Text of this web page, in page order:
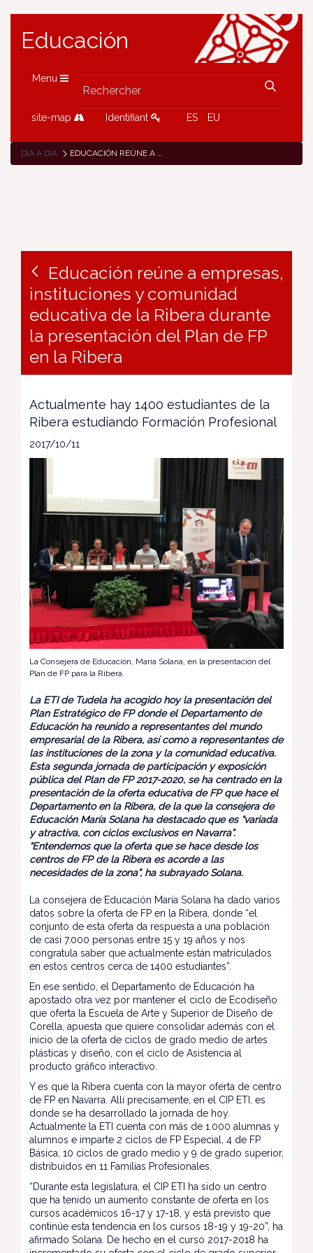
Educación
Menu
site-map Identifiant ES EU
DÍA A DÍA EDUCACIÓN REÚNE A EMPRESAS, INSTITUCIONES Y COMUNIDAD EDUCATIVA DE LA RIBERA DURANTE LA PRESENTACIÓN DEL PLAN DE FP EN LA RIBERA
Educación reúne a empresas,
instituciones y comunidad
educativa de la Ribera durante
la presentación del Plan de FP
en la Ribera
Actualmente hay 1400 estudiantes de la
Ribera estudiando Formación Profesional
2017/10/11
La Consejera de Educación, María Solana, en la presentación del
Plan de FP para la Ribera.
La ETI de Tudela ha acogido hoy la presentación del
Plan Estratégico de FP donde el Departamento de
Educación ha reunido a representantes del mundo
empresarial de la Ribera, así como a representantes de
las instituciones de la zona y la comunidad educativa.
Esta segunda jornada de participación y exposición
pública del Plan de FP 2017-2020, se ha centrado en la
presentación de la oferta educativa de FP que hace el
Departamento en la Ribera, de la que la consejera de
Educación María Solana ha destacado que es “variada
y atractiva, con ciclos exclusivos en Navarra”.
“Entendemos que la oferta que se hace desde los
centros de FP de la Ribera es acorde a las
necesidades de la zona”, ha subrayado Solana.
La consejera de Educación María Solana ha dado varios
datos sobre la oferta de FP en la Ribera, donde “el
conjunto de esta oferta da respuesta a una población
de casi 7.000 personas entre 15 y 19 años y nos
congratula saber que actualmente están matriculados
en estos centros cerca de 1400 estudiantes”.
En ese sentido, el Departamento de Educación ha
apostado otra vez por mantener el ciclo de Ecodiseño
que oferta la Escuela de Arte y Superior de Diseño de
Corella, apuesta que quiere consolidar además con el
inicio de la oferta de ciclos de grado medio de artes
plásticas y diseño, con el ciclo de Asistencia al
producto gráfico interactivo.
Y es que la Ribera cuenta con la mayor oferta de centro
de FP en Navarra. Allí precisamente, en el CIP ETI, es
donde se ha desarrollado la jornada de hoy.
Actualmente la ETI cuenta con más de 1.000 alumnas y
alumnos e imparte 2 ciclos de FP Especial, 4 de FP
Básica, 10 ciclos de grado medio y 9 de grado superior,
distribuidos en 11 Familias Profesionales.
“Durante esta legislatura, el CIP ETI ha sido un centro
que ha tenido un aumento constante de oferta en los
cursos académicos 16-17 y 17-18, y está previsto que
continúe esta tendencia en los cursos 18-19 y 19-20”, ha
afirmado Solana. De hecho en el curso 2017-2018 ha